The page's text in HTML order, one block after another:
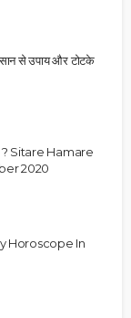
से उपाय और टोटके
? Sitare Hamare
2020
Horoscope In